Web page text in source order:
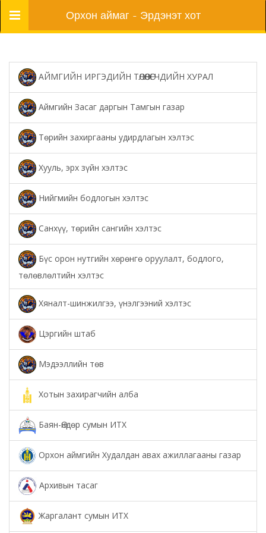
Цэс Орхон аймаг - Эрдэнэт хот
АЙМГИЙН ИРГЭДИЙН ТӨЛӨӨЛӨГЧДИЙН ХУРАЛ
Аймгийн Засаг даргын Тамгын газар
Төрийн захиргааны удирдлагын хэлтэс
Хууль, эрх зүйн хэлтэс
Нийгмийн бодлогын хэлтэс
Санхүү, төрийн сангийн хэлтэс
Бүс орон нутгийн хөрөнгө оруулалт, бодлого,
төлөвлөлтийн хэлтэс
Хяналт-шинжилгээ, үнэлгээний хэлтэс
Цэргийн штаб
Мэдээллийн төв
Хотын захирагчийн алба
Баян-Өндөр сумын ИТХ
Орхон аймгийн Худалдан авах ажиллагааны газар
Архивын тасаг
Жаргалант сумын ИТХ